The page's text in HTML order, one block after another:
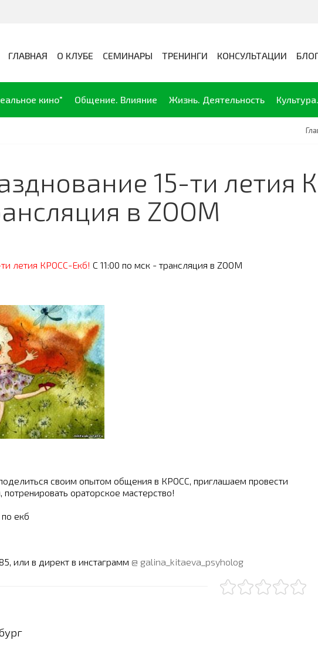
ГЛАВНАЯ О КЛУБЕ СЕМИНАРЫ ТРЕНИНГИ КОНСУЛЬТАЦИИ
кино" Общение. Влияние Жизнь. Деятельность
15-ти летия
в ZOOM
летия КРОСС-Екб! С 11:00 по мск - трансляция в ZOOM
своим опытом общения в КРОСС, приглашаем провести
ораторское мастерство!
екб
или в директ в инстаграмм @ galina_kitaeva_psyholog